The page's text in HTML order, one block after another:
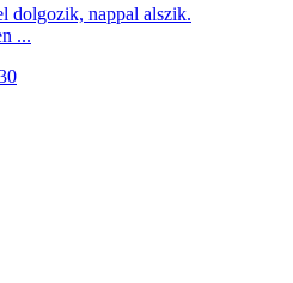
dolgozik, nappal alszik.
...